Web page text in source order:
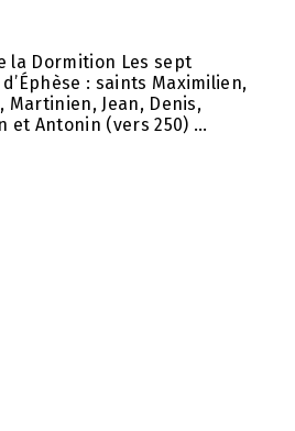
la Dormition Les sept
: saints Maximilien,
Martinien, Jean, Denis,
et Antonin (vers 250) ...